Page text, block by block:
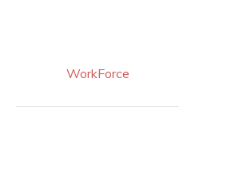
WorkForce